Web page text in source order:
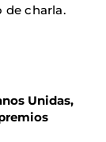
de charla.
Unidas,